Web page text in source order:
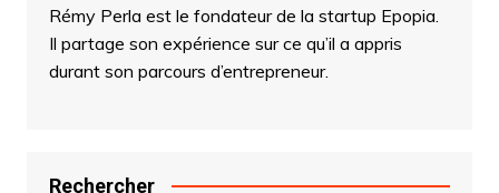
Rémy Perla est le fondateur de la startup Epopia
Il partage son expérience sur ce qu’il a appris
durant son parcours d’entrepreneur.
Rechercher